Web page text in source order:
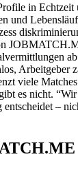
in Echtzeit
und
Arbeitgeber
viele
es nicht.
entscheidet –